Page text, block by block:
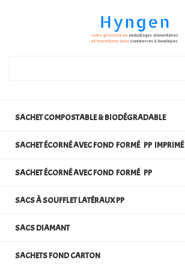
SACHET COMPOSTABLE & BIODÉGRADABLE
SACHET ÉCORNÉ AVEC FOND FORMÉ PP IMPRIMÉ
SACHET ÉCORNÉ AVEC FOND FORMÉ PP
SACS À SOUFFLET LATÉRAUX PP
SACS DIAMANT
SACHETS FOND CARTON